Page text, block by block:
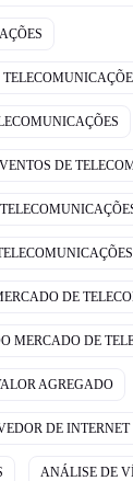
DE
DE
MERCADO DE
AGREGADO
DE INTERNET
ANÁLISE DE